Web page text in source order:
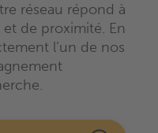
réseau répond à
de proximité. En
l’un de nos